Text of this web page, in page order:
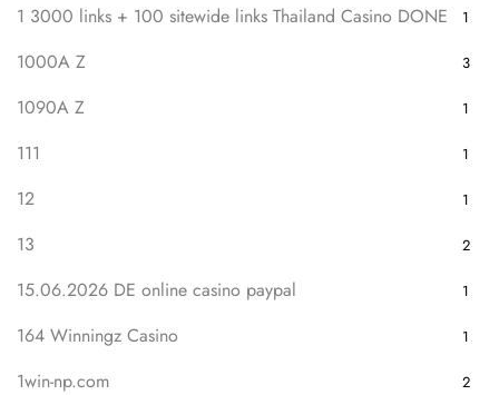
1 3000 links + 100 sitewide links Thailand Casino DONE 1
1000A Z 3
1090A Z 1
111 1
12 1
13 2
15.06.2026 DE online casino paypal 1
164 Winningz Casino 1
1win-np.com 2